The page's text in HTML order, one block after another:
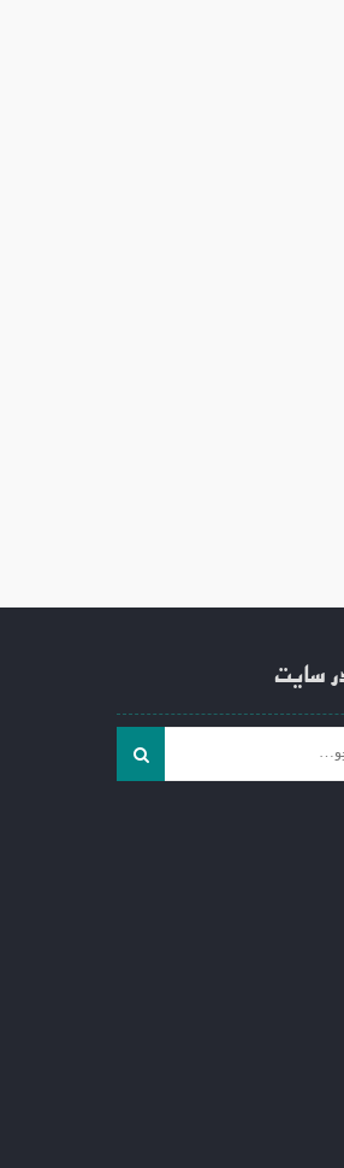
سایت